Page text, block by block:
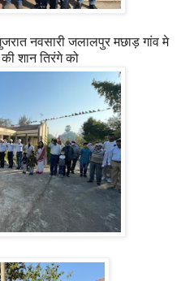
नवसारी जलालपुर मछाड़ गांव मे
शान तिरंगे को